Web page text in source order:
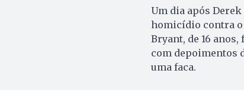
Um dia após
homicídio contra o
Bryant, de 16
com depoimentos
uma faca.